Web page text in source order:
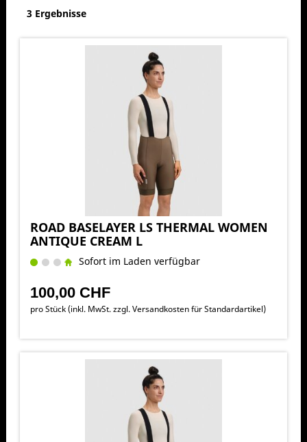
3 Ergebnisse
ROAD BASELAYER LS THERMAL WOMEN
ANTIQUE CREAM L
Sofort im Laden verfügbar
100,00 CHF
pro Stück (inkl. MwSt. zzgl.Versandkosten für Standardartikel)